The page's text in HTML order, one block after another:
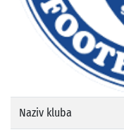
Naziv kluba